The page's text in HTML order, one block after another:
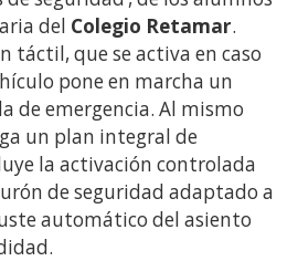
del Colegio Retamar.
táctil, que se activa en caso
pone en marcha un
de emergencia. Al mismo
un plan integral de
la activación controlada
de seguridad adaptado a
automático del asiento